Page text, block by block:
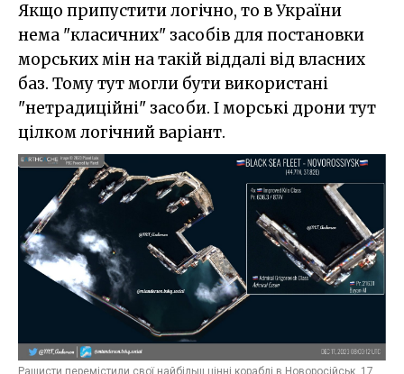
Якщо припустити логічно, то в України
нема "класичних" засобів для постановки
морських мін на такій віддалі від власних
баз. Тому тут могли бути використані
"нетрадиційні" засоби. І морські дрони тут
цілком логічний варіант.
Рашисти перемістили свої найбільш цінні кораблі в Новоросійськ, 17